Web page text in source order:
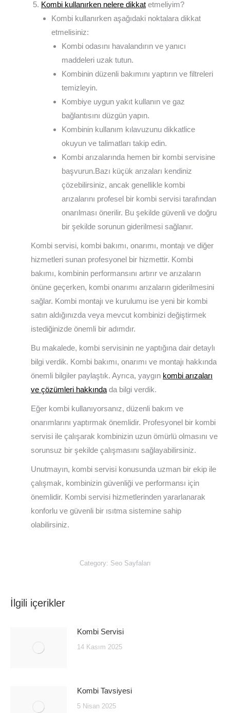
Kombi kullanırken nelere dikkat etmeliyim?
Kombi kullanırken aşağıdaki noktalara dikkat
etmelisiniz:
Kombi odasını havalandırın ve yanıcı
maddeleri uzak tutun.
Kombinin düzenli bakımını yaptırın ve filtreleri
temizleyin.
Kombiye uygun yakıt kullanın ve gaz
bağlantısını düzgün yapın.
Kombinin kullanım kılavuzunu dikkatlice
okuyun ve talimatları takip edin.
Kombi arızalarında hemen bir kombi servisine
başvurun.Bazı küçük arızaları kendiniz
çözebilirsiniz, ancak genellikle kombi
arızalarını profesel bir kombi servisi tarafından
onarılması önerilir. Bu şekilde güvenli ve doğru
bir şekilde sorunun giderilmesi sağlanır.
Kombi servisi, kombi bakımı, onarımı, montajı ve diğer
hizmetleri sunan profesyonel bir hizmettir. Kombi
bakımı, kombinin performansını artırır ve arızaların
önüne geçerken, kombi onarımı arızaların giderilmesini
sağlar. Kombi montajı ve kurulumu ise yeni bir kombi
satın aldığınızda veya mevcut kombinizi değiştirmek
istediğinizde önemli bir adımdır.
Bu makalede, kombi servisinin ne yaptığına dair detaylı
bilgi verdik. Kombi bakımı, onarımı ve montajı hakkında
önemli bilgiler paylaştık. Ayrıca, yaygın kombi arızaları
ve çözümleri hakkında da bilgi verdik.
Eğer kombi kullanıyorsanız, düzenli bakım ve
onarımlarını yaptırmak önemlidir. Profesyonel bir kombi
servisi ile çalışarak kombinizin uzun ömürlü olmasını ve
sorunsuz bir şekilde çalışmasını sağlayabilirsiniz.
Unutmayın, kombi servisi konusunda uzman bir ekip ile
çalışmak, kombinizin güvenliği ve performansı için
önemlidir. Kombi servisi hizmetlerinden yararlanarak
konforlu ve güvenli bir ısıtma sistemine sahip
olabilirsiniz.
Category: Seo Sayfaları
İlgili içerikler
Kombi Servisi
14 Kasım 2025
Kombi Tavsiyesi
5 Nisan 2025